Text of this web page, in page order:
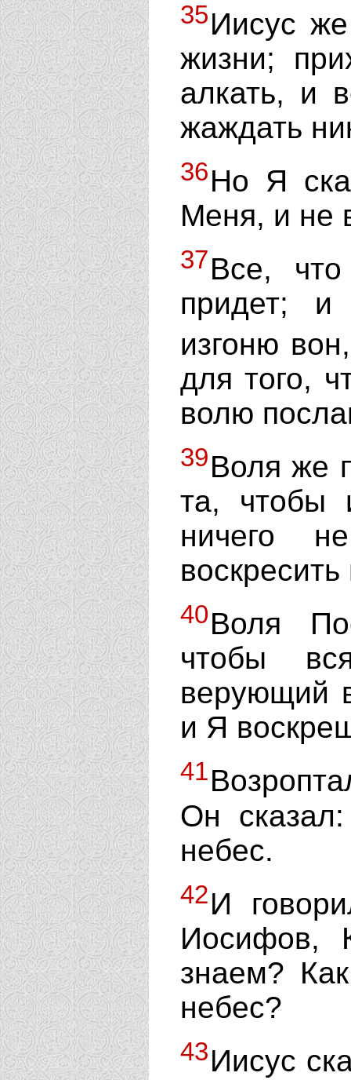
35Иисус
жизни;
алкать, и
жаждать
36Но Я
Меня, и не
37Все,
придет;
изгоню
для того,
волю
39Воля же
та, чтобы
ничего
40Воля
чтобы
верующий
и Я
41
Он
небес.
42И
Иосифов,
знаем?
небес?
43Иисус